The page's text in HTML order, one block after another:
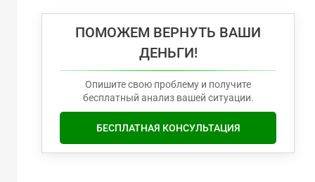
ПОМОЖЕМ ВЕРНУТЬ ВАШИ
ДЕНЬГИ!
Опишите свою проблему и получите
бесплатный анализ вашей ситуации.
БЕСПЛАТНАЯ КОНСУЛЬТАЦИЯ